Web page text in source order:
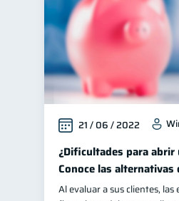
21 / 06 / 2022
¿Dificultades para abrir
Conoce las alternativas
Al evaluar a sus clientes, las